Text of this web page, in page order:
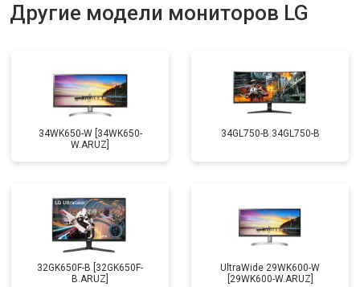
Другие модели мониторов LG
34WK650-W [34WK650-
W.ARUZ]
34GL750-B 34GL750-B
32GK650F-B [32GK650F-
B.ARUZ]
UltraWide 29WK600-W
[29WK600-W.ARUZ]